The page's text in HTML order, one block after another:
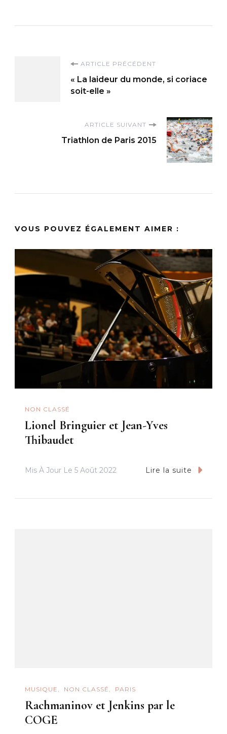
Navigation
d'article
ARTICLE PRÉCÉDENT
« La laideur du monde, si coriace
soit-elle »
ARTICLE SUIVANT
Triathlon de Paris 2015
VOUS POUVEZ ÉGALEMENT AIMER :
NON CLASSÉ
Lionel Bringuier et Jean-Yves
Thibaudet
Mis À Jour Le 5 Août 2022 Lire la suite
MUSIQUE NON CLASSÉ PARIS
Rachmaninov et Jenkins par le
COGE